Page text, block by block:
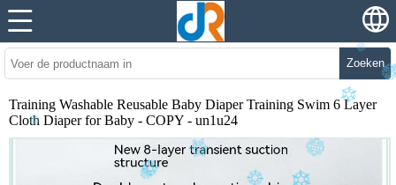
Zoeken
Training Washable Reusable Baby Diaper Training Swim 6 Layer
Cloth Diaper for Baby - COPY - un1u24